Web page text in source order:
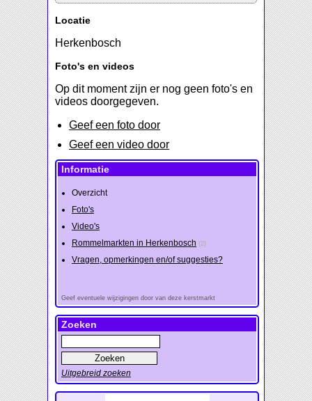
Locatie
Herkenbosch
Foto's en videos
Op dit moment zijn er nog geen foto's en
videos doorgegeven.
Geef een foto door
Geef een video door
Informatie
Overzicht
Foto's
Video's
Rommelmarkten in Herkenbosch (2)
Vragen, opmerkingen en/of suggesties?
Geef eventuele wijzigingen door van deze kerstmarkt
Zoeken
Uitgebreid zoeken